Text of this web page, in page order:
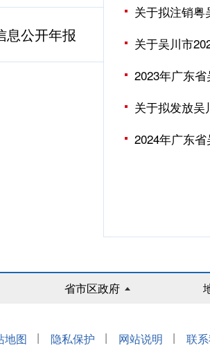
息公开年报
关于拟注销粤
关于吴川市
2023年广东
关于拟发放吴
2024年广东
省市区政府
地图 | 隐私保护 | 网站说明 | 联